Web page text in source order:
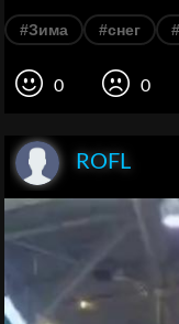
#Зима #снег
0 0
ROFL